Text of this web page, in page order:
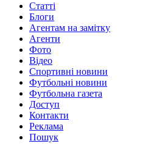
Статті
Блоги
Агентам на замітку
Агенти
Фото
Відео
Спортивні новини
Футбольні новини
Футбольна газета
Доступ
Контакти
Реклама
Пошук